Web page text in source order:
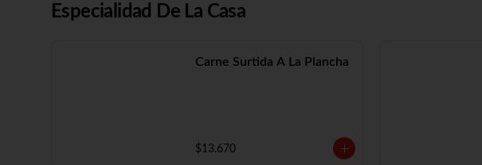
Especialidad De La Casa
Carne Surtida A La Plancha
$13.670